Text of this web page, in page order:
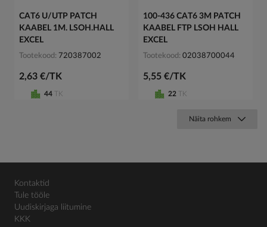
CAT6 U/UTP PATCH
KAABEL 1M. LSOH.HALL
EXCEL
Tootekood 720387002
2,63 €/TK
44 TK
100-436 CAT6 3M PATCH
KAABEL FTP LSOH HALL
EXCEL
Tootekood 02038700044
5,55 €/TK
22 TK
Näita rohkem
Kontaktid
Tule tööle
Uudiskirjaga liitumine
KKK